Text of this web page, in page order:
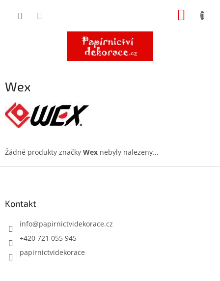
Wex
Žádné produkty značky Wex nebyly nalezeny...
Kontakt
info@papirnictvidekorace.cz
+420 721 055 945
papirnictvidekorace